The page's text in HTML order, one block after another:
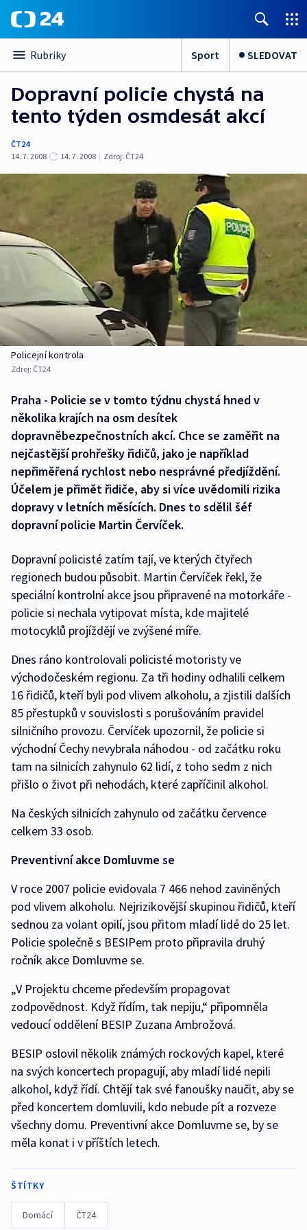
Rubriky Sport SLEDOVAT
Dopravní policie chystá na
tento týden osmdesát akcí
ČT24
14. 7. 2008
14. 7. 2008 | Zdroj: ČT24
Policejní kontrola
Zdroj: ČT24
Praha - Policie se v tomto týdnu chystá hned v
několika krajích na osm desítek
dopravněbezpečnostních akcí. Chce se zaměřit na
nejčastější prohřešky řidičů, jako je například
nepřiměřená rychlost nebo nesprávné předjíždění.
Účelem je přimět řidiče, aby si více uvědomili rizika
dopravy v letních měsících. Dnes to sdělil šéf
dopravní policie Martin Červíček.
Dopravní policisté zatím tají, ve kterých čtyřech
regionech budou působit. Martin Červíček řekl, že
speciální kontrolní akce jsou připravené na motorkáře -
policie si nechala vytipovat místa, kde majitelé
motocyklů projíždějí ve zvýšené míře.
Dnes ráno kontrolovali policisté motoristy ve
východočeském regionu. Za tři hodiny odhalili celkem
16 řidičů, kteří byli pod vlivem alkoholu, a zjistili dalších
85 přestupků v souvislosti s porušováním pravidel
silničního provozu. Červíček upozornil, že policie si
východní Čechy nevybrala náhodou - od začátku roku
tam na silnicích zahynulo 62 lidí, z toho sedm z nich
přišlo o život při nehodách, které zapříčinil alkohol.
Na českých silnicích zahynulo od začátku července
celkem 33 osob.
Preventivní akce Domluvme se
V roce 2007 policie evidovala 7 466 nehod zaviněných
pod vlivem alkoholu. Nejrizikovější skupinou řidičů, kteří
sednou za volant opilí, jsou přitom mladí lidé do 25 let.
Policie společně s BESIPem proto připravila druhý
ročník akce Domluvme se.
„V Projektu chceme především propagovat
zodpovědnost. Když řídím, tak nepiju,“ připomněla
vedoucí oddělení BESIP Zuzana Ambrožová.
BESIP oslovil několik známých rockových kapel, které
na svých koncertech propagují, aby mladí lidé nepili
alkohol, když řídí. Chtějí tak své fanoušky naučit, aby se
před koncertem domluvili, kdo nebude pít a rozveze
všechny domu. Preventivní akce Domluvme se, by se
měla konat i v příštích letech.
ŠTÍTKY
Domácí ČT24